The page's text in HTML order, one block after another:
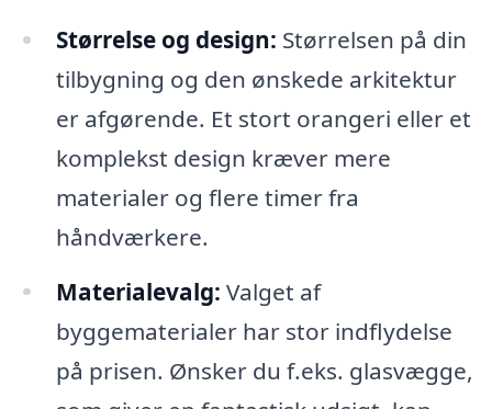
Størrelse og design: Størrelsen på din
tilbygning og den ønskede arkitektur
er afgørende. Et stort orangeri eller et
komplekst design kræver mere
materialer og flere timer fra
håndværkere.
Materialevalg: Valget af
byggematerialer har stor indflydelse
på prisen. Ønsker du f.eks. glasvægge,